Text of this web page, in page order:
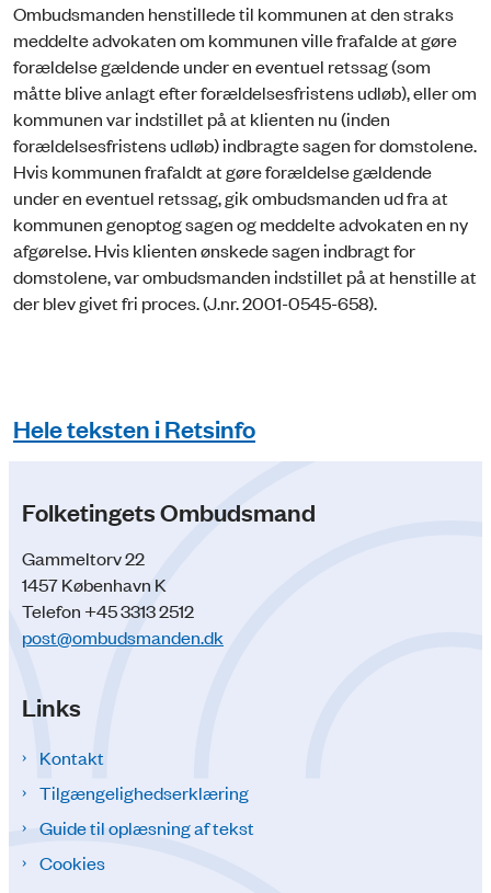
Ombudsmanden henstillede til kommunen at den straks
meddelte advokaten om kommunen ville frafalde at gøre
forældelse gældende under en eventuel retssag (som
måtte blive anlagt efter forældelsesfristens udløb), eller om
kommunen var indstillet på at klienten nu (inden
forældelsesfristens udløb) indbragte sagen for domstolene.
Hvis kommunen frafaldt at gøre forældelse gældende
under en eventuel retssag, gik ombudsmanden ud fra at
kommunen genoptog sagen og meddelte advokaten en ny
afgørelse. Hvis klienten ønskede sagen indbragt for
domstolene, var ombudsmanden indstillet på at henstille at
der blev givet fri proces. (J.nr. 2001-0545-658).
Hele teksten i Retsinfo
Folketingets Ombudsmand
Gammeltorv 22
1457 København K
Telefon +45 3313 2512
post@ombudsmanden.dk
Links
Kontakt
Tilgængelighedserklæring
Guide til oplæsning af tekst
Cookies